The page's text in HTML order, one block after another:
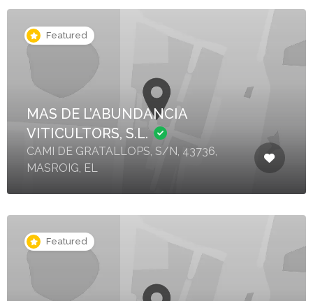
Featured
MAS DE L’ABUNDANCIA
VITICULTORS, S.L.
CAMI DE GRATALLOPS, S/N, 43736,
MASROIG, EL
Featured